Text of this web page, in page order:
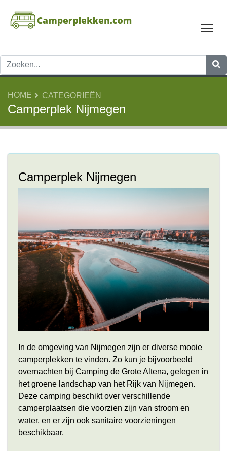
HOME CATEGORIEËN
Camperplek Nijmegen
Camperplek Nijmegen
In de omgeving van Nijmegen zijn er diverse mooie
camperplekken te vinden. Zo kun je bijvoorbeeld
overnachten bij Camping de Grote Altena, gelegen in
het groene landschap van het Rijk van Nijmegen.
Deze camping beschikt over verschillende
camperplaatsen die voorzien zijn van stroom en
water, en er zijn ook sanitaire voorzieningen
beschikbaar.